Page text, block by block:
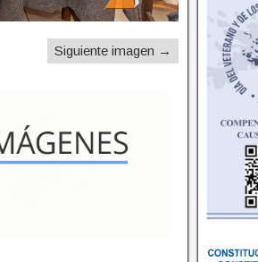
Siguiente imagen →